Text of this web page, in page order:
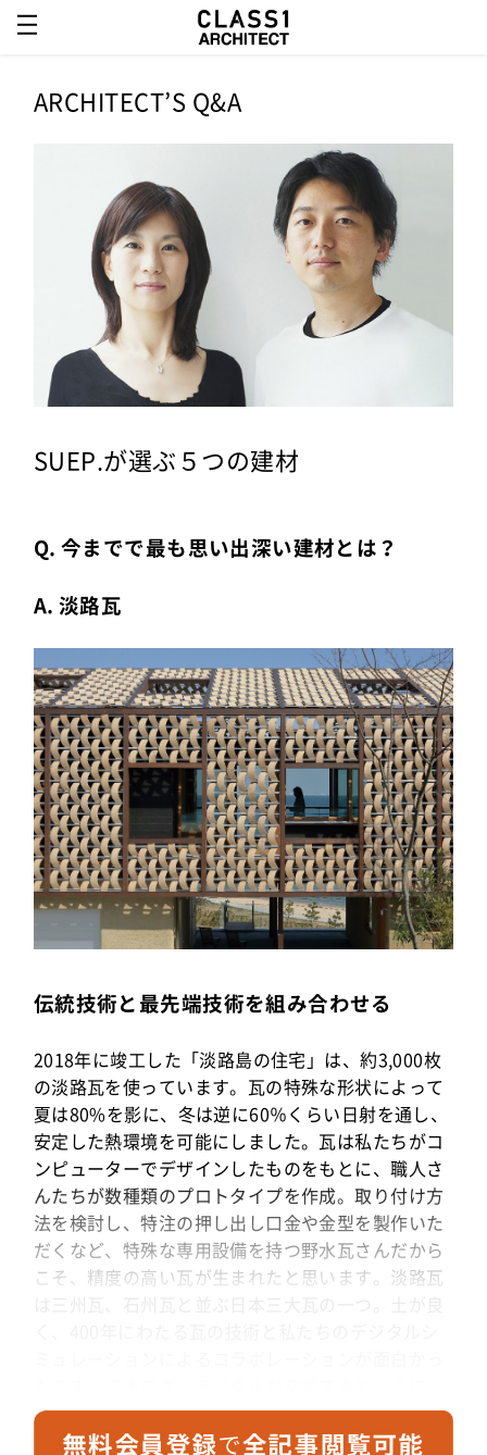
ARCHITECT’S Q&A
SUEP.が選ぶ５つの建材
Q. 今までで最も思い出深い建材とは？
A. 淡路瓦
伝統技術と最先端技術を組み合わせる
2018年に竣工した「淡路島の住宅」は、約3,000枚
の淡路瓦を使っています。瓦の特殊な形状によって
夏は80%を影に、冬は逆に60％くらい日射を通し、
安定した熱環境を可能にしました。瓦は私たちがコ
ンピューターでデザインしたものをもとに、職人さ
んたちが数種類のプロトタイプを作成。取り付け方
法を検討し、特注の押し出し口金や金型を製作いた
だくなど、特殊な専用設備を持つ野水瓦さんだから
こそ、精度の高い瓦が生まれたと思います。淡路瓦
最先端がある。日本の伝統技術に違う形で光を当て
ることができればと考えています。